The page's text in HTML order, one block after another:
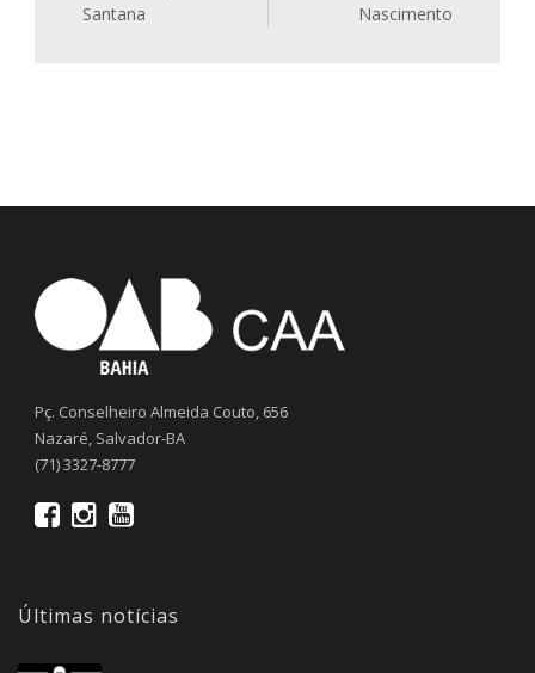
Santana
Nascimento
Pç. Conselheiro Almeida Couto, 656
Nazaré, Salvador-BA
(71) 3327-8777
Últimas notícias